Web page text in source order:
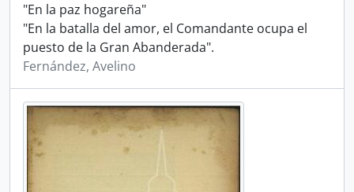
"En la paz hogareña"
"En la batalla del amor, el Comandante ocupa el
puesto de la Gran Abanderada".
Fernández, Avelino